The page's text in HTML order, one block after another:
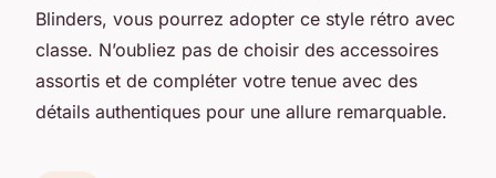
Blinders, vous pourrez adopter ce style rétro avec
classe. N’oubliez pas de choisir des accessoires
assortis et de compléter votre tenue avec des
détails authentiques pour une allure remarquable.